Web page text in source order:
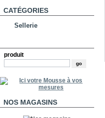
CATÉGORIES
Sellerie
produit
NOS MAGASINS